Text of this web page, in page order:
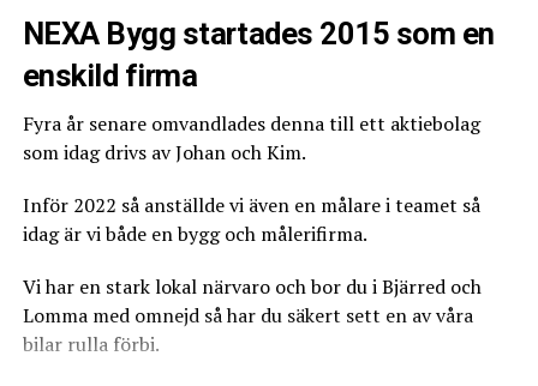
What's Your Reaction?
0
ANGRY
0
CRY CUTE
Därför ser du inte en namnunderskrift, utan en stämpel
som visar att dokumentet är signerat via BankID.
Är mitt kvalitetsdokument giltigt?
Kvalitetsdokumentet ska vara utfärdat på ett korrekt
sätt för att vara giltigt. Sedan juni 2020 undertecknas
det via BankID vilket ska framgå i rutan för
dokumentet ska vara samma person som gjort
tätskiktsarbetet i ditt våtrum.
Är du tveksam till om dokumentet är korrekt så
NEXA Bygg startades 2015 som en
enskild firma
Fyra år senare omvandlades denna till ett aktiebolag
som idag drivs av Johan och Kim.
Inför 2022 så anställde vi även en målare i teamet så
idag är vi både en bygg och målerifirma.
Vi har en stark lokal närvaro och bor du i Bjärred och
Lomma med omnejd så har du säkert sett en av våra
bilar rulla förbi.